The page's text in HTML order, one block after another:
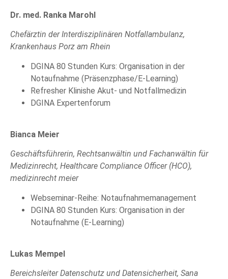
Dr. med. Ranka Marohl
Chefärztin der Interdisziplinären Notfallambulanz,
Krankenhaus Porz am Rhein
DGINA 80 Stunden Kurs: Organisation in der
Notaufnahme (Präsenzphase/E-Learning)
Refresher Klinishe Akut- und Notfallmedizin
DGINA Expertenforum
Bianca Meier
Geschäftsführerin, Rechtsanwältin und Fachanwältin für
Medizinrecht, Healthcare Compliance Officer (HCO),
medizinrecht meier
Webseminar-Reihe: Notaufnahmemanagement
DGINA 80 Stunden Kurs: Organisation in der
Notaufnahme (E-Learning)
Lukas Mempel
Bereichsleiter Datenschutz und Datensicherheit, Sana